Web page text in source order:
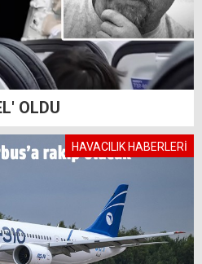
OLDU
HAVACILIK HABERLERİ